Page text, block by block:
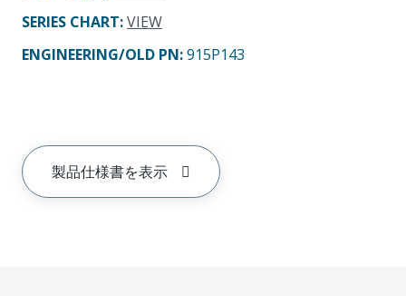
SERIES CHART:VIEW
ENGINEERING/OLD PN:915P143
製品仕様書を表示